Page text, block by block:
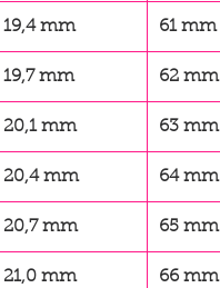
19,4 mm 61 mm
19,7 mm 62 mm
20,1 mm 63 mm
20,4 mm 64 mm
20,7 mm 65 mm
21,0 mm 66 mm